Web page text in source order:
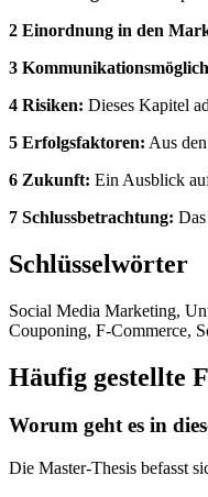
2 Einordnung in den
3
4 Risiken: Dieses Kapitel
5 Erfolgsfaktoren: Aus
6 Zukunft: Ein Ausblick
7 Schlussbetrachtung:
Schlüsselwörter
Social Media Marketing,
Couponing, F-Commerce,
Häufig gestellte
Worum geht es in
Die Master-Thesis befasst